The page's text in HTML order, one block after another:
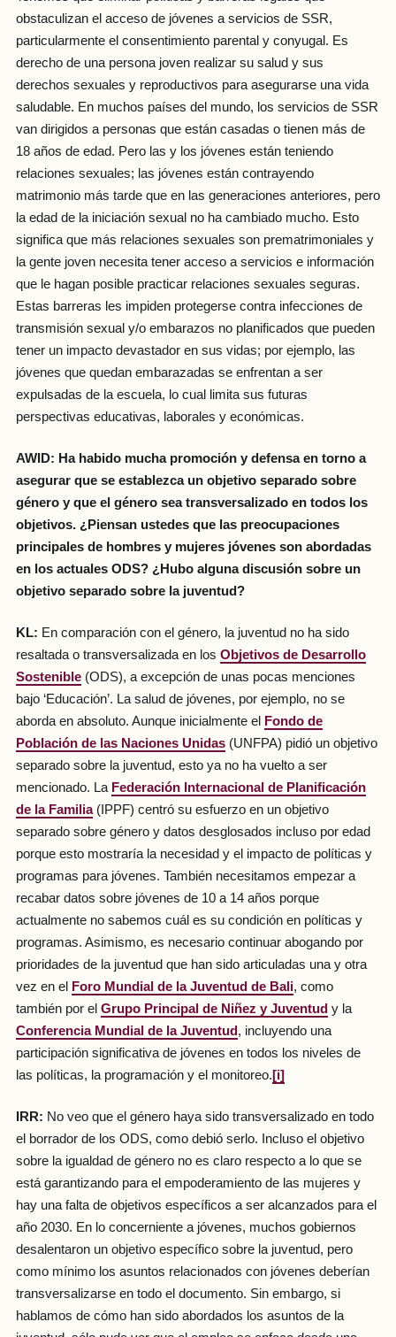
obstaculizan el acceso de jóvenes a servicios de SSR,
particularmente el consentimiento parental y conyugal. Es
derecho de una persona joven realizar su salud y sus
derechos sexuales y reproductivos para asegurarse una vida
saludable. En muchos países del mundo, los servicios de SSR
van dirigidos a personas que están casadas o tienen más de
18 años de edad. Pero las y los jóvenes están teniendo
relaciones sexuales; las jóvenes están contrayendo
matrimonio más tarde que en las generaciones anteriores, pero
la edad de la iniciación sexual no ha cambiado mucho. Esto
significa que más relaciones sexuales son prematrimoniales y
la gente joven necesita tener acceso a servicios e información
que le hagan posible practicar relaciones sexuales seguras.
Estas barreras les impiden protegerse contra infecciones de
transmisión sexual y/o embarazos no planificados que pueden
tener un impacto devastador en sus vidas; por ejemplo, las
jóvenes que quedan embarazadas se enfrentan a ser
expulsadas de la escuela, lo cual limita sus futuras
perspectivas educativas, laborales y económicas.
AWID: Ha habido mucha promoción y defensa en torno a
asegurar que se establezca un objetivo separado sobre
género y que el género sea transversalizado en todos los
objetivos. ¿Piensan ustedes que las preocupaciones
principales de hombres y mujeres jóvenes son abordadas
en los actuales ODS? ¿Hubo alguna discusión sobre un
objetivo separado sobre la juventud?
KL: En comparación con el género, la juventud no ha sido
resaltada o transversalizada en los Objetivos de Desarrollo
Sostenible(ODS), a excepción de unas pocas menciones
bajo ‘Educación’. La salud de jóvenes, por ejemplo, no se
aborda en absoluto. Aunque inicialmente el
Fondo de
Población de las Naciones Unidas(UNFPA) pidió un objetivo
separado sobre la juventud, esto ya no ha vuelto a ser
mencionado. La Federación Internacional de Planificación
de la Familia(IPPF) centró su esfuerzo en un objetivo
separado sobre género y datos desglosados incluso por edad
porque esto mostraría la necesidad y el impacto de políticas y
programas para jóvenes. También necesitamos empezar a
recabar datos sobre jóvenes de 10 a 14 años porque
actualmente no sabemos cuál es su condición en políticas y
programas. Asimismo, es necesario continuar abogando por
prioridades de la juventud que han sido articuladas una y otra
vez en el
Foro Mundial de la Juventud de Bali, como
también por el Grupo Principal de Niñez y Juventud y la
Conferencia Mundial de la Juventud , incluyendo una
participación significativa de jóvenes en todos los niveles de
las políticas, la programación y el monitoreo.[i]
IRR: No veo que el género haya sido transversalizado en todo
el borrador de los ODS, como debió serlo. Incluso el objetivo
sobre la igualdad de género no es claro respecto a lo que se
está garantizando para el empoderamiento de las mujeres y
hay una falta de objetivos específicos a ser alcanzados para el
año 2030. En lo concerniente a jóvenes, muchos gobiernos
desalentaron un objetivo específico sobre la juventud, pero
como mínimo los asuntos relacionados con jóvenes deberían
transversalizarse en todo el documento. Sin embargo, si
hablamos de cómo han sido abordados los asuntos de la